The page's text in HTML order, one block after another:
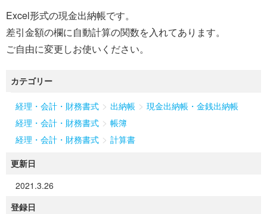
Excel形式の現金出納帳です。
差引金額の欄に自動計算の関数を入れてあります。
ご自由に変更しお使いください。
カテゴリー
経理・会計・財務書式 > 出納帳 > 現金出納帳・金銭出納帳
経理・会計・財務書式 > 帳簿
経理・会計・財務書式 > 計算書
更新日
2021.3.26
登録日